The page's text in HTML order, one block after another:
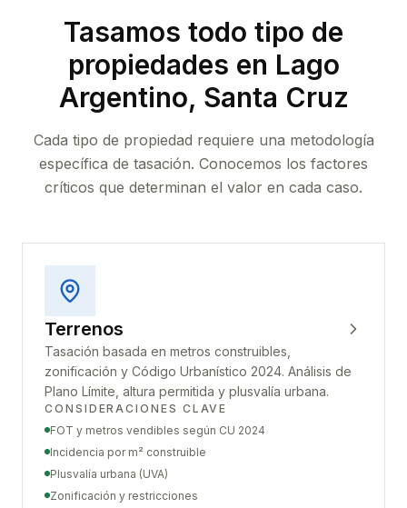
Tasamos todo tipo de
propiedades en Lago
Argentino, Santa Cruz
Cada tipo de propiedad requiere una metodología
específica de tasación. Conocemos los factores
críticos que determinan el valor en cada caso.
Terrenos
Tasación basada en metros construibles,
zonificación y Código Urbanístico 2024. Análisis de
Plano Límite, altura permitida y plusvalía urbana.
CONSIDERACIONES CLAVE
FOT y metros vendibles según CU 2024
Incidencia por m² construible
Plusvalía urbana (UVA)
Zonificación y restricciones